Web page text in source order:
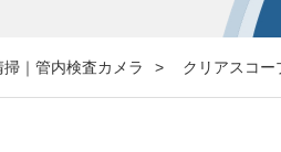
掃｜管内検査カメラ クリアスコ